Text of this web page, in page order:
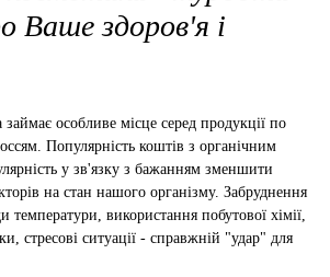
Ваше здоров'я і
особливе місце серед продукції по
Популярність коштів з органічним
у зв'язку з бажанням зменшити
на стан нашого організму. Забруднення
температури, використання побутової хімії,
стресові ситуації - справжній "удар" для